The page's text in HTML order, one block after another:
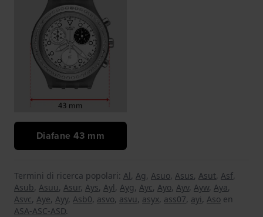
Diafane 43 mm
Termini di ricerca popolari: Al, Ag, Asuo, Asus, Asut, Asf,
Asub, Asuu, Asur, Ays, Ayl, Ayg, Ayc, Ayo, Ayv, Ayw, Aya,
Asvc, Aye, Ayy, Asb0, asvo, asvu, asyx, ass07, ayi, Aso en
ASA-ASC-ASD.